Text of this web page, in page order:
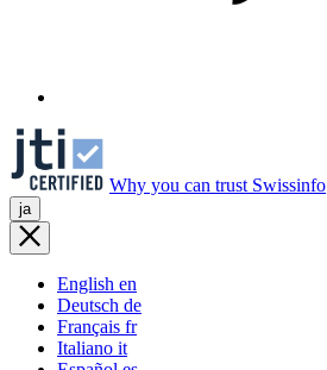
Why you can trust Swissinfo
ja
English en
Deutsch de
Français fr
Italiano it